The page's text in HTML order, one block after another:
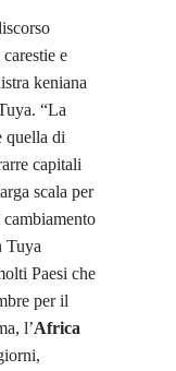
e
keniana
“La
quella di
capitali
scala per
Tuya
Paesi che
per il
l’Africa